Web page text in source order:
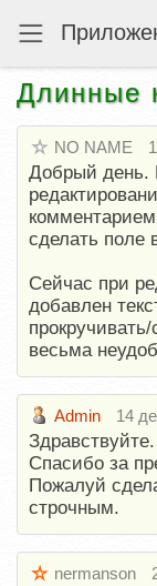
Длинные
NO NAME
Добрый день.
сделать поле
Сейчас при
добавлен
весьма
Admin 14
Здравствуйте.
Спасибо за
Пожалуй
строчным.
nermanson